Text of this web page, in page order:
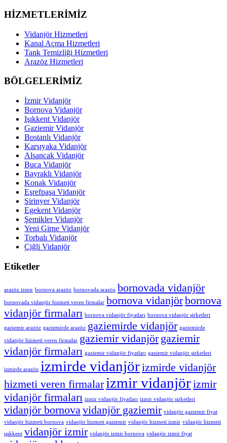
HİZMETLERİMİZ
Vidanjör Hizmetleri
Kanal Açma Hizmetleri
Tank Temizliği Hizmetleri
Arazöz Hizmetleri
BÖLGELERİMİZ
İzmir Vidanjör
Bornova Vidanjör
Işıkkent Vidanjör
Gaziemir Vidanjör
Bostanlı Vidanjör
Karşıyaka Vidanjör
Alsancak Vidanjör
Buca Vidanjör
Bayraklı Vidanjör
Konak Vidanjör
Eşrefpaşa Vidanjör
Şirinyer Vidanjör
Egekent Vidanjör
Şemikler Vidanjör
Yeni Girne Vidanjör
Torbalı Vidanjör
Çiğli Vidanjör
Etiketler
arazöz izmir bornova arazöz bornovada arazöz bornovada vidanjör
bornovada vidanjör hizmeti veren firmalar bornova vidanjörbornova
vidanjör firmaları bornova vidanjör fiyatları bornova vidanjör şirketleri
gaziemir arazöz gaziemirde arazöz gaziemirde vidanjör gaziemirde
vidanjör hizmeti veren firmalar gaziemir vidanjör gaziemir
vidanjör firmaları gaziemir vidanjör fiyatları gaziemir vidanjör şirketleri
izmirde arazöz izmirde vidanjörizmirde vidanjör
hizmeti veren firmalar izmir vidanjörizmir
vidanjör firmaları izmir vidanjör fiyatları izmir vidanjör şirketleri
vidanjör bornova vidanjör gaziemir vidanjör gaziemir fiyat
vidanjör hizmeti bornova vidanjör hizmeti gaziemir vidanjör hizmeti izmir vidanjör hizmeti
ışıkkent vidanjör izmir vidanjör izmir bornova vidanjör izmir fiyat